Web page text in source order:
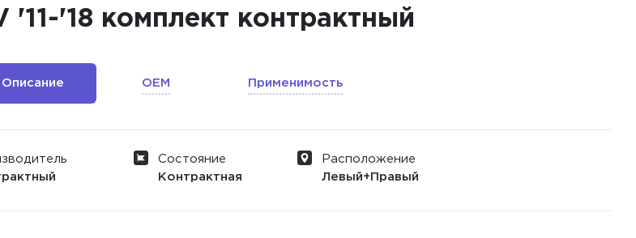
'18 комплект контрактный
Описание OEM Применимость
Состояние
Контрактная
Расположение
Левый+Правый